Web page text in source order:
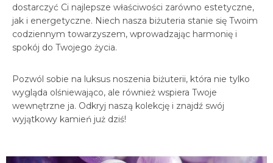
dostarczyć Ci najlepsze właściwości zarówno estetyczne,
jak i energetyczne. Niech nasza biżuteria stanie się Twoim
codziennym towarzyszem, wprowadzając harmonię i
spokój do Twojego życia.
Pozwól sobie na luksus noszenia biżuterii, która nie tylko
wygląda olśniewająco, ale również wspiera Twoje
wewnętrzne ja. Odkryj naszą kolekcję i znajdź swój
wyjątkowy kamień już dziś!